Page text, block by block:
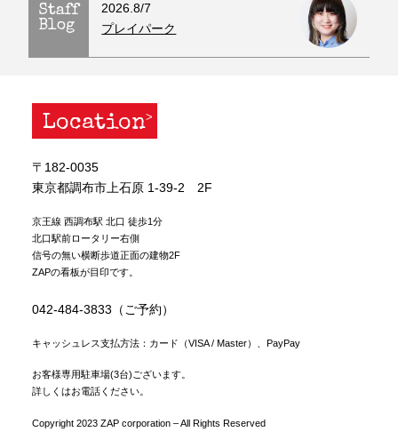
Staff
Blog
2026.8/7
プレイパーク
Location
〒182-0035
東京都調布市上石原 1-39-2 2F
京王線 西調布駅 北口 徒歩1分
北口駅前ロータリー右側
信号の無い横断歩道正面の建物2F
ZAPの看板が目印です。
042-484-3833（ご予約）
キャッシュレス支払方法：カード（VISA / Master）、PayPay
お客様専用駐車場(3台)ございます。
詳しくはお電話ください。
Copyright 2023 ZAP corporation – All Rights Reserved